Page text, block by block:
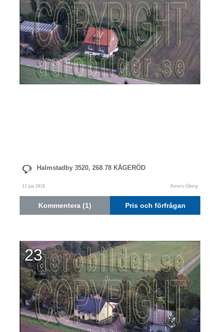
Halmstadby 3520, 268 78 KÅGERÖD
12 jun 2026 Pereric Öberg
Kommentera (1) Pris och förfrågan
23